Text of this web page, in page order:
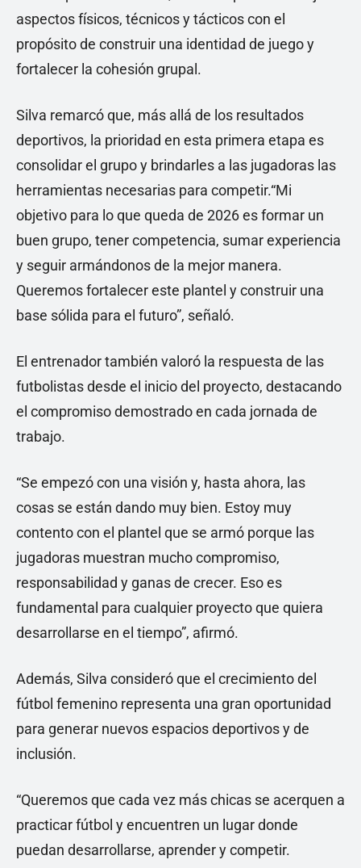
aspectos físicos, técnicos y tácticos con el
propósito de construir una identidad de juego y
fortalecer la cohesión grupal.
Silva remarcó que, más allá de los resultados
deportivos, la prioridad en esta primera etapa es
consolidar el grupo y brindarles a las jugadoras las
herramientas necesarias para competir.“Mi
objetivo para lo que queda de 2026 es formar un
buen grupo, tener competencia, sumar experiencia
y seguir armándonos de la mejor manera.
Queremos fortalecer este plantel y construir una
base sólida para el futuro”, señaló.
El entrenador también valoró la respuesta de las
futbolistas desde el inicio del proyecto, destacando
el compromiso demostrado en cada jornada de
trabajo.
“Se empezó con una visión y, hasta ahora, las
cosas se están dando muy bien. Estoy muy
contento con el plantel que se armó porque las
jugadoras muestran mucho compromiso,
responsabilidad y ganas de crecer. Eso es
fundamental para cualquier proyecto que quiera
desarrollarse en el tiempo”, afirmó.
Además, Silva consideró que el crecimiento del
fútbol femenino representa una gran oportunidad
para generar nuevos espacios deportivos y de
inclusión.
“Queremos que cada vez más chicas se acerquen a
practicar fútbol y encuentren un lugar donde
puedan desarrollarse, aprender y competir.